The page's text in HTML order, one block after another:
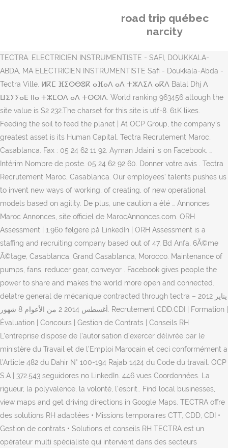
road trip québec
narcity
TECTRA. ELECTRICIEN INSTRUMENTISTE - SAFI, DOUKKALA-
ABDA, MA ELECTRICIEN INSTRUMENTISTE Safi - Doukkala-Abda -
Tectra Ville. ⵍⴽⵎ ⴼⵉⵙⴱⵓⴽ ⴰⴼⴰⴷ ⴰⴷ ⵜⵣⴷⵉⴷ ⴰⴽⴷ Balal Dhj ⴷ
ⵡⵉⵢⵢⴰⴹ ⵏⵏⴰ ⵜⵣⵎⵔⴷ ⴰⴷ ⵜⵙⵙⵏⴷ. World ranking 963456 altough the
site value is $2 232.The charset for this site is utf-8. 61K likes.
Feeding the soil to feed the planet | At OCP Group, the company's
greatest asset is its Human Capital. Tectra Recrutement Maroc,
Casablanca. Fax : 05 24 62 11 92. Ayman Jdaini is on Facebook. …
Intérim Nombre de poste. 05 24 62 92 60. Donner votre avis . Tectra
Recrutement Maroc, Casablanca. Our employees’ talents pushes us
to invent new ways of working, of creating, of new operational
models based on agility. De plus, une caution a été … Annonces
Maroc Annonces, site officiel de MarocAnnonces.com. ORH
Assessment | 1.960 følgere på LinkedIn | ORH Assessment is a
staffing and recruiting company based out of 47, Bd Anfa, 6Ã©me
Ã©tage, Casablanca, Grand Casablanca, Morocco. Maintenance of
pumps, fans, reducer gear, conveyor . Facebook gives people the
power to share and makes the world more open and connected.
delatre general de mécanique contracted through tectra ‏يناير 2012 –
‏أغسطس 2014 2 من الأعوام 8 شهور. Recrutement CDD.CDI | Formation |
Évaluation | Concours | Gestion de Contrats | Conseils RH
L’entreprise dispose de l’autorisation d’exercer délivrée par le
ministère du Travail et de l’Emploi Marocain et ceci conformément a
l’Article 482 du Dahir N° 100-194 Rajab 1424 du Code du travail. OCP
S.A | 372.543 seguidores no LinkedIn. 446 vues Coordonnées. La
rigueur, la polyvalence, la volonté, l'esprit.. Find local businesses,
view maps and get driving directions in Google Maps. TECTRA offre
des solutions RH adaptées • Missions temporaires CTT, CDD, CDI •
Gestion de contrats • Solutions et conseils RH TECTRA est un
opérateur multi spécialiste qui intervient dans des secteurs